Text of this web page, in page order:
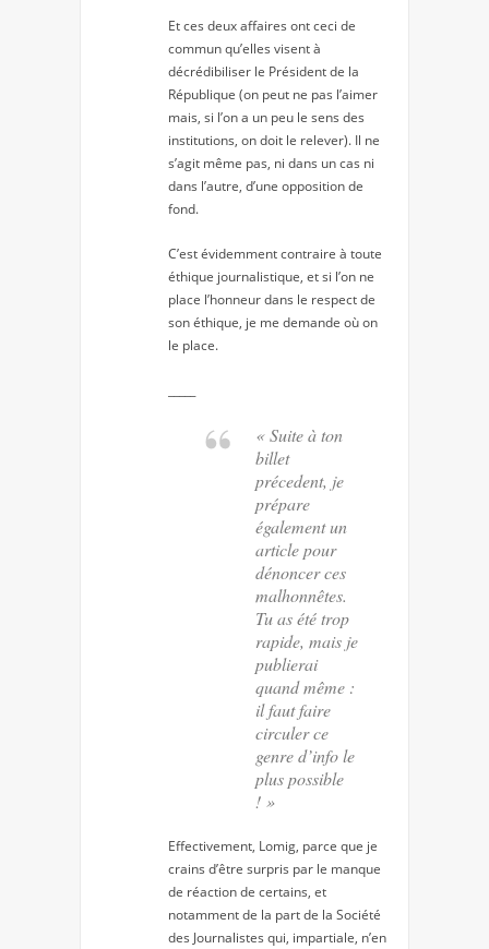
Et ces deux affaires ont ceci de
commun qu’elles visent à
décrédibiliser le Président de la
République (on peut ne pas l’aimer
mais, si l’on a un peu le sens des
institutions, on doit le relever). Il ne
s’agit même pas, ni dans un cas ni
dans l’autre, d’une opposition de
fond.
C’est évidemment contraire à toute
éthique journalistique, et si l’on ne
place l’honneur dans le respect de
son éthique, je me demande où on
le place.
« Suite à ton
billet
précedent, je
prépare
également un
article pour
dénoncer ces
malhonnêtes.
Tu as été trop
rapide, mais je
publierai
quand même :
il faut faire
circuler ce
genre d’info le
plus possible
! »
Effectivement, Lomig, parce que je
crains d’être surpris par le manque
de réaction de certains, et
notamment de la part de la Société
des Journalistes qui, impartiale, n’en